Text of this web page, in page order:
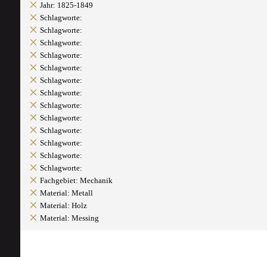
Jahr: 1825-1849
Schlagworte:
Schlagworte:
Schlagworte:
Schlagworte:
Schlagworte:
Schlagworte:
Schlagworte:
Schlagworte:
Schlagworte:
Schlagworte:
Schlagworte:
Schlagworte:
Schlagworte:
Fachgebiet: Mechanik
Material: Metall
Material: Holz
Material: Messing